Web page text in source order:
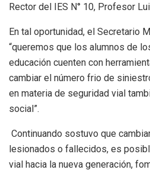
Rector del IES N° 10, Profesor
En tal oportunidad, el Secretario
“queremos que los alumnos de
educación cuenten con
cambiar el número frio de
en materia de seguridad vial
social”.
Continuando sostuvo que
lesionados o fallecidos, es
vial hacia la nueva generación,